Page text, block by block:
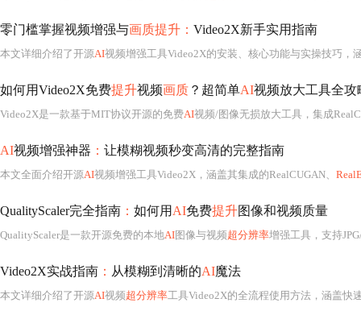
零门槛掌握视频增强与画质提升： Video2X新手实用指南
本文详细介绍了开源AI视频增强工具Video2X的安装、核心功能与实操技巧，
如何用Video2X免费提升视频画质 ？超简单AI视频放大工具全攻
Video2X是一款基于MIT协议开源的免费AI视频/图像无损放大工具，集成
AI视频增强神器 ： 让模糊视频秒变高清的完整指南
本文全面介绍开源AI视频增强工具Video2X，涵盖其集成的RealCUGAN、
QualityScaler完全指南 ： 如何用 AI免费提升图像和视频质量
QualityScaler是一款开源免费的本地AI图像与视频超分辨率增强工具，支持JPG/
Video2X实战指南 ： 从模糊到清晰的AI魔法
本文详细介绍了开源AI视频超分辨率工具Video2X的全流程使用方法，涵盖快